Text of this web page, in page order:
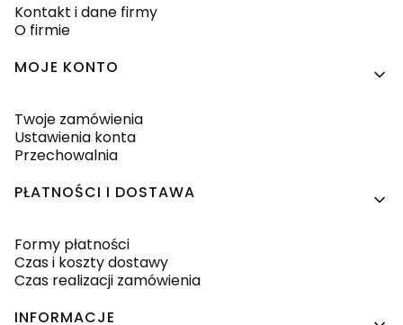
Kontakt i dane firmy
O firmie
MOJE KONTO
Twoje zamówienia
Ustawienia konta
Przechowalnia
PŁATNOŚCI I DOSTAWA
Formy płatności
Czas i koszty dostawy
Czas realizacji zamówienia
INFORMACJE